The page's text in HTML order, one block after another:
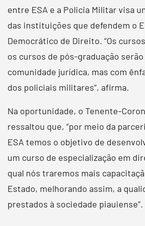
entre ESA e a Policia Militar visa
das instituições que defendem o
Democrático de Direito. “Os
os cursos de pós-graduação
comunidade jurídica, mas com
dos policiais militares”, afirma.
Na oportunidade, o Tenente-
ressaltou que, “por meio da
ESA temos o objetivo de
um curso de especialização em
qual nós traremos mais
Estado, melhorando assim, a
prestados à sociedade piauiense”.